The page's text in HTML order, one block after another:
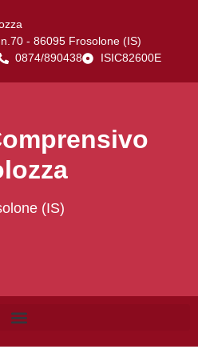
- 86095 Frosolone (IS)
0874/890438 ISIC82600E
(IS)